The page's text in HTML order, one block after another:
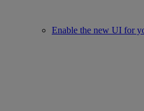
Enable the new UI for